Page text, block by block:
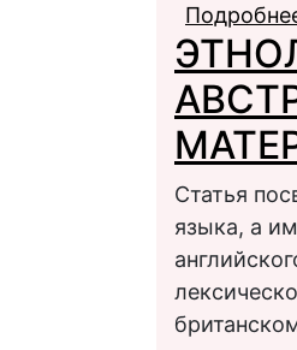
Статья
языка, а